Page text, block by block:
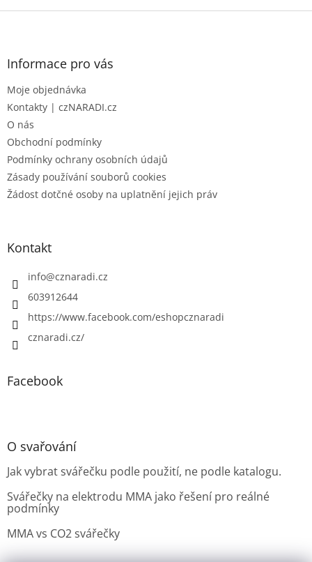
Z
Informace pro vás
Moje objednávka
Kontakty | czNARADI.cz
O nás
Obchodní podmínky
Podmínky ochrany osobních údajů
Zásady používání souborů cookies
Žádost dotčné osoby na uplatnění jejich práv
Kontakt
info@cznaradi.cz
603912644
https://www.facebook.com/eshopcznaradi
cznaradi.cz/
Facebook
O svařování
Jak vybrat svářečku podle použití, ne podle katalogu.
Svářečky na elektrodu MMA jako řešení pro reálné
podmínky
MMA vs CO2 svářečky